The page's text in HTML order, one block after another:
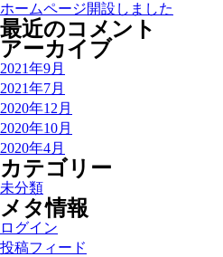
ホームページ開設しました
最近のコメント
アーカイブ
2021年9月
2021年7月
2020年12月
2020年10月
2020年4月
カテゴリー
未分類
メタ情報
ログイン
投稿フィード